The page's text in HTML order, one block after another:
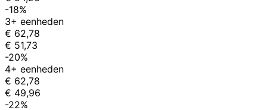
-18%
3+ eenheden
€ 62,78
€ 51,73
-20%
4+ eenheden
€ 62,78
€ 49,96
-22%